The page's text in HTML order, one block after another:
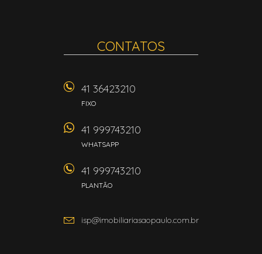
CONTATOS
41 36423210
FIXO
41 999743210
WHATSAPP
41 999743210
PLANTÃO
isp@imobiliariasaopaulo.com.br